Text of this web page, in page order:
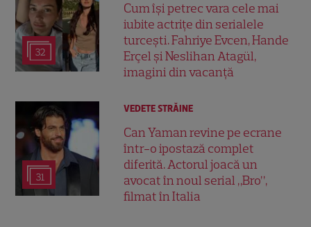
32
Cum își petrec vara cele mai
iubite actrițe din serialele
turcești. Fahriye Evcen, Hande
Erçel și Neslihan Atagül,
imagini din vacanță
31
VEDETE STRĂINE
Can Yaman revine pe ecrane
într-o ipostază complet
diferită. Actorul joacă un
avocat în noul serial „Bro”,
filmat în Italia